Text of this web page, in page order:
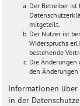
Der Betreiber ist
mitgeteilt.
Der Nutzer ist
Widerspruchs
bestehende
Die
den
Informationen
in der